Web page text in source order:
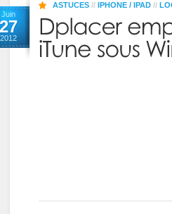
Juin
27
2012
ASTUCES // IPHONE / IPAD //